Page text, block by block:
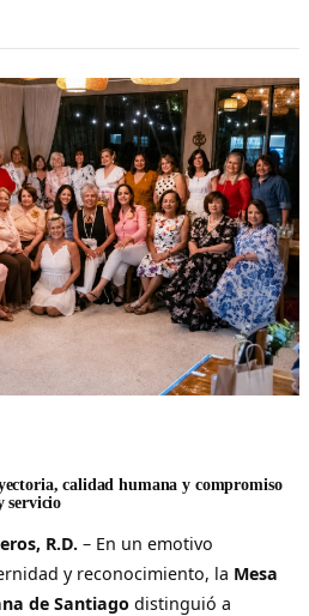
calidad humana y compromiso
servicio
R.D. – En un emotivo
y reconocimiento, la Mesa
de Santiago distinguió a